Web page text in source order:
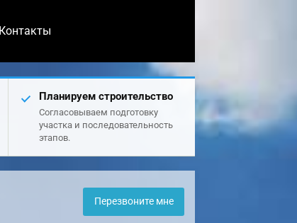
Контакты
Планируем строительство
Согласовываем подготовку
участка и последовательность
этапов.
Перезвоните мне